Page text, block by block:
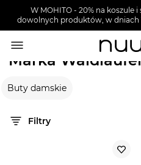
W MOHITO - 20% na koszule
dowolnych produktów, w dniach
Marka Waldlaufer
Buty damskie
Filtry